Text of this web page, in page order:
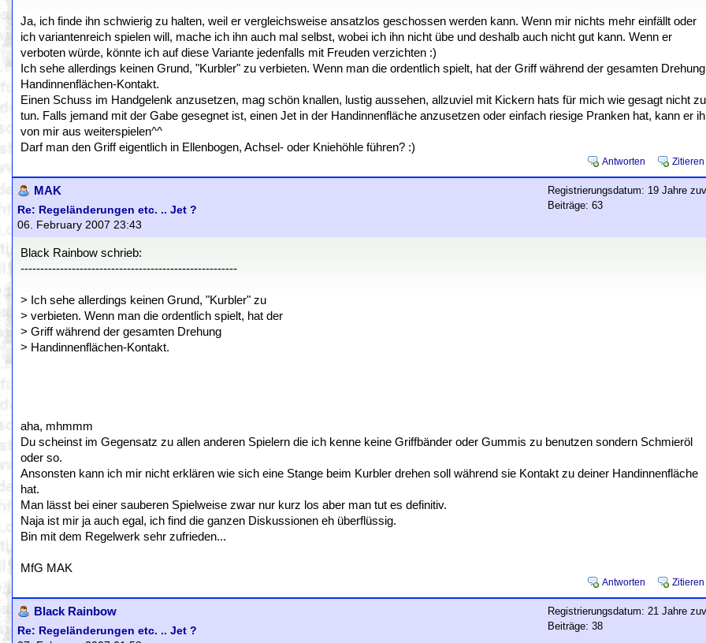
Ja, ich finde ihn schwierig zu halten, weil er vergleichsweise ansatzlos geschossen werden kann. Wenn mir nichts mehr einfällt oder
ich variantenreich spielen will, mache ich ihn auch mal selbst, wobei ich ihn nicht übe und deshalb auch nicht gut kann. Wenn er
verboten würde, könnte ich auf diese Variante jedenfalls mit Freuden verzichten :)
Ich sehe allerdings keinen Grund, "Kurbler" zu verbieten. Wenn man die ordentlich spielt, hat der Griff während der gesamten Drehung
Handinnenflächen-Kontakt.
Einen Schuss im Handgelenk anzusetzen, mag schön knallen, lustig aussehen, allzuviel mit Kickern hats für mich wie gesagt nicht zu
tun. Falls jemand mit der Gabe gesegnet ist, einen Jet in der Handinnenfläche anzusetzen oder einfach riesige Pranken hat, kann er
von mir aus weiterspielen^^
Darf man den Griff eigentlich in Ellenbogen, Achsel- oder Kniehöhle führen? :)
Antworten Zitieren
MAK
Re: Regeländerungen etc. .. Jet ?
06. February 2007 23:43
Registrierungsdatum: 19 Jahre
Beiträge: 63
Black Rainbow schrieb:
-------------------------------------------------------
> Ich sehe allerdings keinen Grund, "Kurbler" zu
> verbieten. Wenn man die ordentlich spielt, hat der
> Griff während der gesamten Drehung
> Handinnenflächen-Kontakt.
aha, mhmmm
Du scheinst im Gegensatz zu allen anderen Spielern die ich kenne keine Griffbänder oder Gummis zu benutzen sondern Schmieröl
oder so.
Ansonsten kann ich mir nicht erklären wie sich eine Stange beim Kurbler drehen soll während sie Kontakt zu deiner Handinnenfläche
hat.
Man lässt bei einer sauberen Spielweise zwar nur kurz los aber man tut es definitiv.
Naja ist mir ja auch egal, ich find die ganzen Diskussionen eh überflüssig.
Bin mit dem Regelwerk sehr zufrieden...
MfG MAK
Antworten Zitieren
Black Rainbow
Re: Regeländerungen etc. .. Jet ?
Registrierungsdatum: 21 Jahre
Beiträge: 38